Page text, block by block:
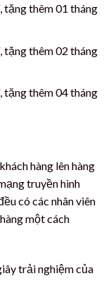
thêm 01 tháng
thêm 02 tháng
thêm 04 tháng
hàng lên hàng
truyền hình
có các nhân viên
một cách
trải nghiệm của